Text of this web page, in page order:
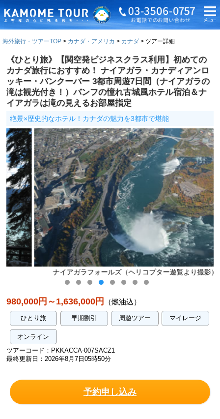
海外旅行・ツアーTOP カナダ・アメリカ カナダ ツアー詳細
《ひとり旅》【関空発ビジネスクラス利用】初めての
カナダ旅行におすすめ！ ナイアガラ・カナディアンロ
ッキー・バンクーバー 3都市周遊7日間（ナイアガラの
滝は観光付き！）バンフの憧れ古城風ホテル宿泊＆ナ
イアガラは滝の見えるお部屋指定
絶景×歴史的なホテル！カナダの魅力を3都市で堪能
ナイアガラフォールズ（ヘリコプター遊覧より撮影）
980,000円～1,636,000円 （燃油込）
ひとり旅 早期割引 周遊ツアー マイレージ
オンライン
ツアーコード：PKKACCA-007SACZ1
最終更新日：2026年8月7日05時50分
予約申し込み